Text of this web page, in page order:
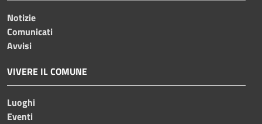
Notizie
Comunicati
Avvisi
VIVERE IL COMUNE
Luoghi
Eventi